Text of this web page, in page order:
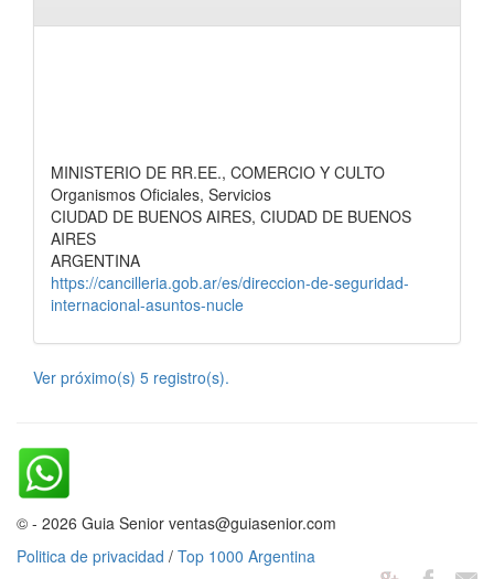
MINISTERIO DE RR.EE., COMERCIO Y CULTO
Organismos Oficiales, Servicios
CIUDAD DE BUENOS AIRES, CIUDAD DE BUENOS
AIRES
ARGENTINA
https://cancilleria.gob.ar/es/direccion-de-seguridad-
internacional-asuntos-nucle
Ver próximo(s) 5 registro(s).
© - 2026 Guia Senior ventas@guiasenior.com
Politica de privacidad / Top 1000 Argentina